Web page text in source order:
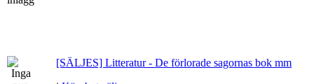
[SÄLJES] Litteratur - De förlorade sagornas bok mm